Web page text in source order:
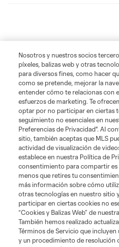
Nosotros y nuestros socios
píxeles, balizas web y otras
para diversos fines, como hacer
como se pretende, mejorar la
entender cómo te relacionas con
esfuerzos de marketing. Te
optar por no participar en ciertas
seguimiento no esenciales en
Preferencias de Privacidad". Al
sitio, también aceptas que MLS
actividad de visualización de
establece en nuestra Política de
consentimiento para compartir es
menos que retires tu
más información sobre cómo
otras tecnologías en nuestro sitio
participar en ciertas cookies no
“Cookies y Balizas Web” de
También hemos realizado
Términos de Servicio que
y un procedimiento de resolución